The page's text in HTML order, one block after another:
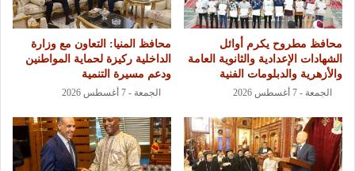
محافظ مطروح يكرم أوائل
الشهادات الإعدادية والثانوية العامة
والأزهرية والدبلومات الفنية
الجمعة - 7 أغسطس 2026
محافظ المنيا: التعاون مع وزارة
الداخلية ركيزة لحماية المواطنين
ودعم مسيرة التنمية
الجمعة - 7 أغسطس 2026